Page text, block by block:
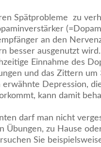
Spätprobleme zu
an den
besser ausgenutzt
Einnahme des
und das Zittern
Depression,
kann damit
darf man nicht
Übungen, zu Hause
Sie